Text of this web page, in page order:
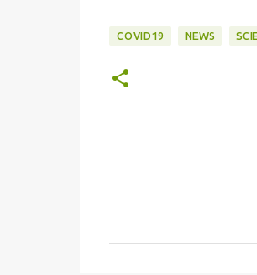
COVID19 NEWS